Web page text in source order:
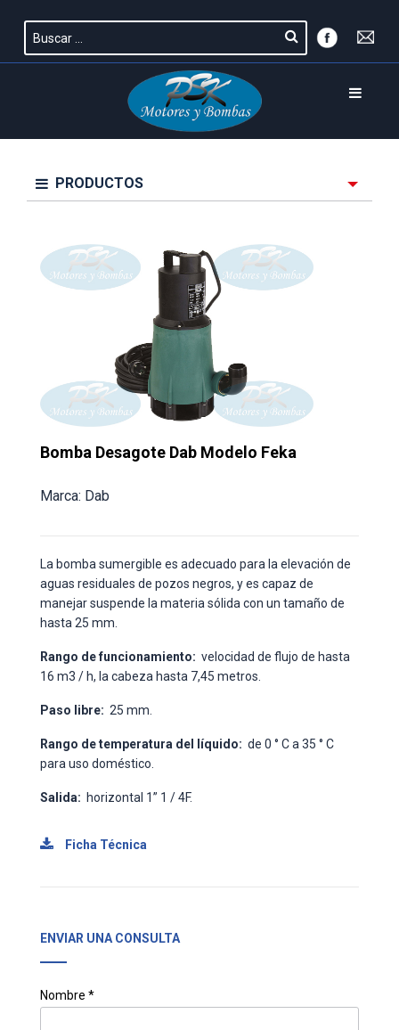
PRODUCTOS
Bomba Desagote Dab Modelo Feka
Marca: Dab
La bomba sumergible es adecuado para la elevación de
aguas residuales de pozos negros, y es capaz de
manejar suspende la materia sólida con un tamaño de
hasta 25 mm.
Rango de funcionamiento: velocidad de flujo de hasta
16 m3 / h, la cabeza hasta 7,45 metros.
Paso libre: 25 mm.
Rango de temperatura del líquido: de 0 ° C a 35 ° C
para uso doméstico.
Salida: horizontal 1” 1 / 4F.
Ficha Técnica
ENVIAR UNA CONSULTA
Nombre *